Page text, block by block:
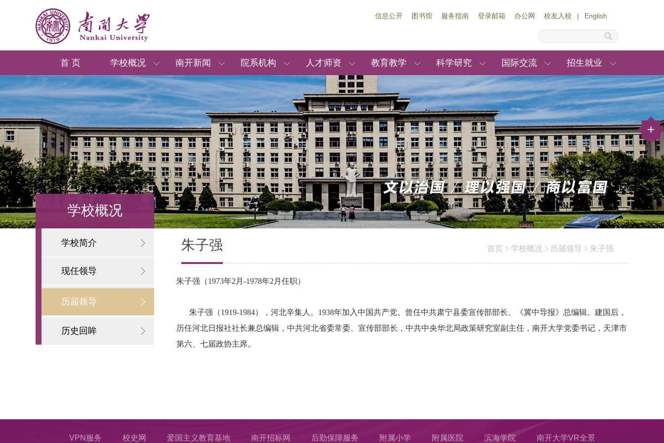
信息公开 图书馆 服务指南 登录邮箱 办公网 校友入校 | English
首 页 学校概况 南开新闻 院系机构 人才师资 教育教学 科学研究 国际交流 招生就业
+
学校概况
学校简介
现任领导
历届领导
历史回眸
朱子强 首页 学校概况 历届领导 朱子强
朱子强（1973年2月-1978年2月任职）
朱子强（1919-1984），河北辛集人。1938年加入中国共产党。曾任中共肃宁县委宣传部部长、《冀中导报》总编辑。建国后，
历任河北日报社社长兼总编辑，中共河北省委常委、宣传部部长，中共中央华北局政策研究室副主任，南开大学党委书记，天津市
第六、七届政协主席。
VPN服务 校史网 爱国主义教育基地 南开招标网 后勤保障服务 附属小学 附属医院 滨海学院 南开大学VR全景